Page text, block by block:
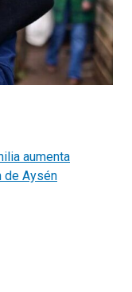
aumenta
de Aysén